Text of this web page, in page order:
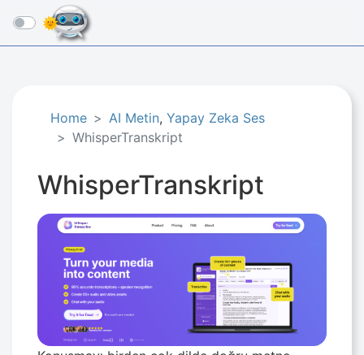
☰
Home AI Metin, Yapay Zeka Ses
WhisperTranskript
WhisperTranskript